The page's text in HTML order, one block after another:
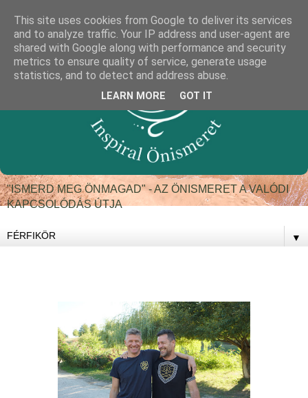
"ISMERD MEG ÖNMAGAD" - AZ ÖNISMERET A VALÓDI
KAPCSOLÓDÁS ÚTJA
▼
This site uses cookies from Google to deliver its services
and to analyze traffic. Your IP address and user-agent are
shared with Google along with performance and security
metrics to ensure quality of service, generate usage
statistics, and to detect and address abuse.
LEARN MORE GOT IT